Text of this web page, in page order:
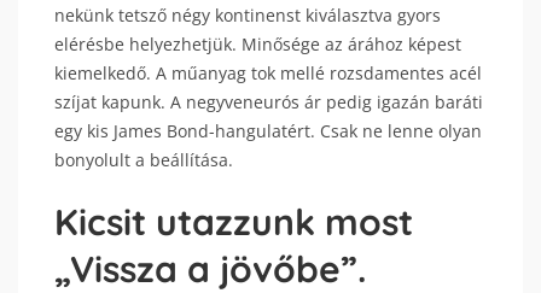
nekünk tetsző négy kontinenst kiválasztva gyors
elérésbe helyezhetjük. Minősége az árához képest
kiemelkedő. A műanyag tok mellé rozsdamentes acél
szíjat kapunk. A negyveneurós ár pedig igazán baráti
egy kis James Bond-hangulatért. Csak ne lenne olyan
bonyolult a beállítása.
Kicsit utazzunk most
„Vissza a jövőbe”.